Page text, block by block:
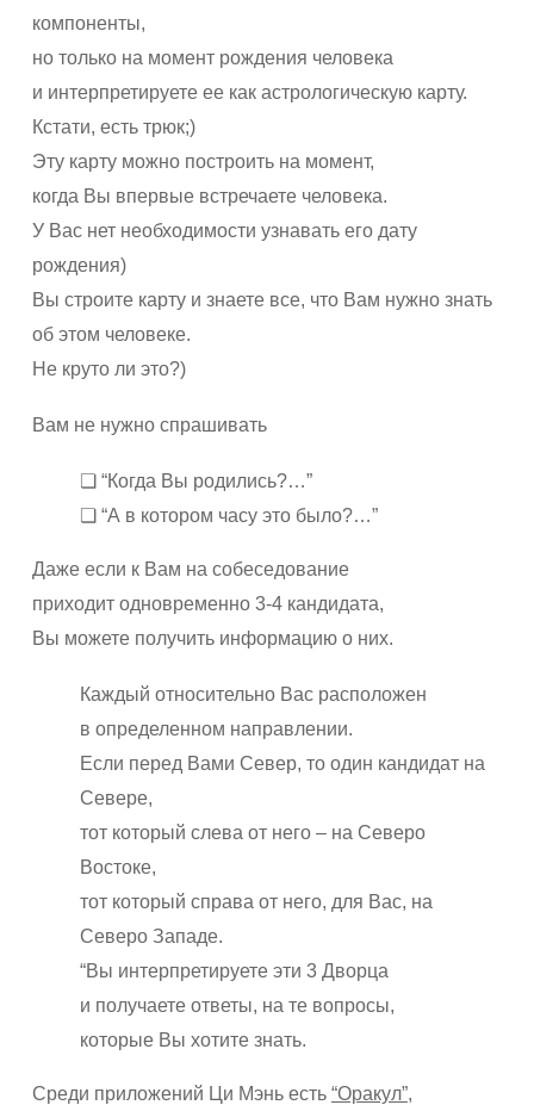
компоненты,
но только на момент рождения человека
и интерпретируете ее как астрологическую карту.
Кстати, есть трюк;)
Эту карту можно построить на момент,
когда Вы впервые встречаете человека.
У Вас нет необходимости узнавать его дату
рождения)
Вы строите карту и знаете все, что Вам нужно знать
об этом человеке.
Не круто ли это?)
Вам не нужно спрашивать
❏ “Когда Вы родились?…”
❏ “А в котором часу это было?…”
Даже если к Вам на собеседование
приходит одновременно 3-4 кандидата,
Вы можете получить информацию о них.
Каждый относительно Вас расположен
в определенном направлении.
Если перед Вами Север, то один кандидат на
Севере,
тот который слева от него – на Северо
Востоке,
тот который справа от него, для Вас, на
Северо Западе.
“Вы интерпретируете эти 3 Дворца
и получаете ответы, на те вопросы,
которые Вы хотите знать.
Среди приложений Ци Мэнь есть “Оракул”,